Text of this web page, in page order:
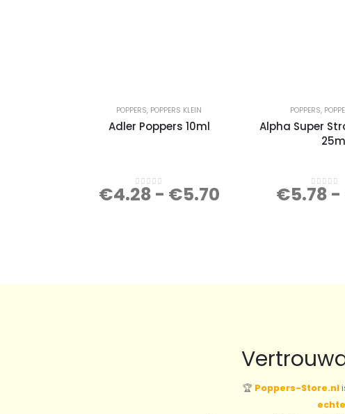
POPPERS, POPPERS KLEIN
Adler Poppers 10ml
0out of 5
€4.28 - €5.70
POPPERS,
Alpha Super
0out of
€5.78 -
🏆 Poppers-Store.nl